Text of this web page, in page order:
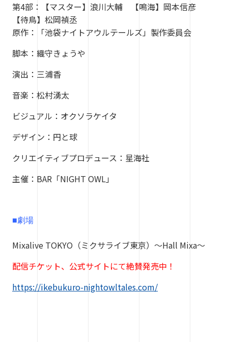
第4部：【マスター】浪川大輔 【鳴海】岡本信彦
【待鳥】松岡禎丞
原作：「池袋ナイトアウルテールズ」製作委員会
脚本：織守きょうや
演出：三浦香
音楽：松村湧太
ビジュアル：オクソラケイタ
デザイン：円と球
クリエイティブプロデュース：星海社
主催：BAR「NIGHT OWL」
■劇場
Mixalive TOKYO（ミクサライブ東京）〜Hall Mixa〜
配信チケット、公式サイトにて絶賛発売中！
https://ikebukuro-nightowltales.com/